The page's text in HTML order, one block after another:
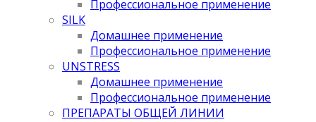
Профессиональное применение
SILK
Домашнее применение
Профессиональное применение
UNSTRESS
Домашнее применение
Профессиональное применение
ПРЕПАРАТЫ ОБЩЕЙ ЛИНИИ